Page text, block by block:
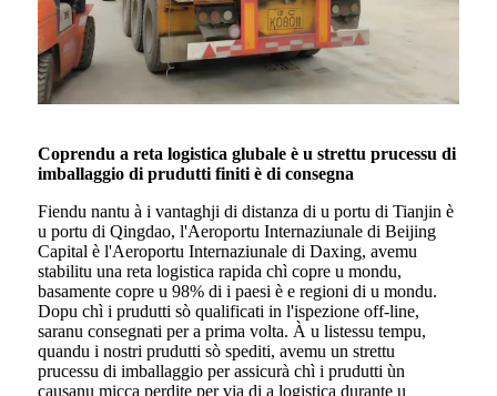
Coprendu a reta logistica glubale è u strettu prucessu di
imballaggio di prudutti finiti è di consegna
Fiendu nantu à i vantaghji di distanza di u portu di Tianjin è
u portu di Qingdao, l'Aeroportu Internaziunale di Beijing
Capital è l'Aeroportu Internaziunale di Daxing, avemu
stabilitu una reta logistica rapida chì copre u mondu,
basamente copre u 98% di i paesi è e regioni di u mondu.
Dopu chì i prudutti sò qualificati in l'ispezione off-line,
saranu consegnati per a prima volta. À u listessu tempu,
quandu i nostri prudutti sò spediti, avemu un strettu
prucessu di imballaggio per assicurà chì i prudutti ùn
causanu micca perdite per via di a logistica durante u